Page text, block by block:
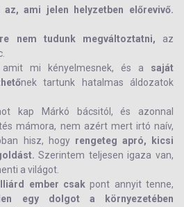
ami jelen helyzetben előrevivő.
nem tudunk megváltoztatni, az
mi kényelmesnek, és a saját
nek tartunk hatalmas áldozatok
kap Márkó bácsitól, és azonnal
mámora, nem azért mert irtó naív,
hisz, hogy rengeteg apró, kicsi
Szerintem teljesen igaza van,
a világot.
ember csak pont annyit tenne,
en egy dolgot a környezetében